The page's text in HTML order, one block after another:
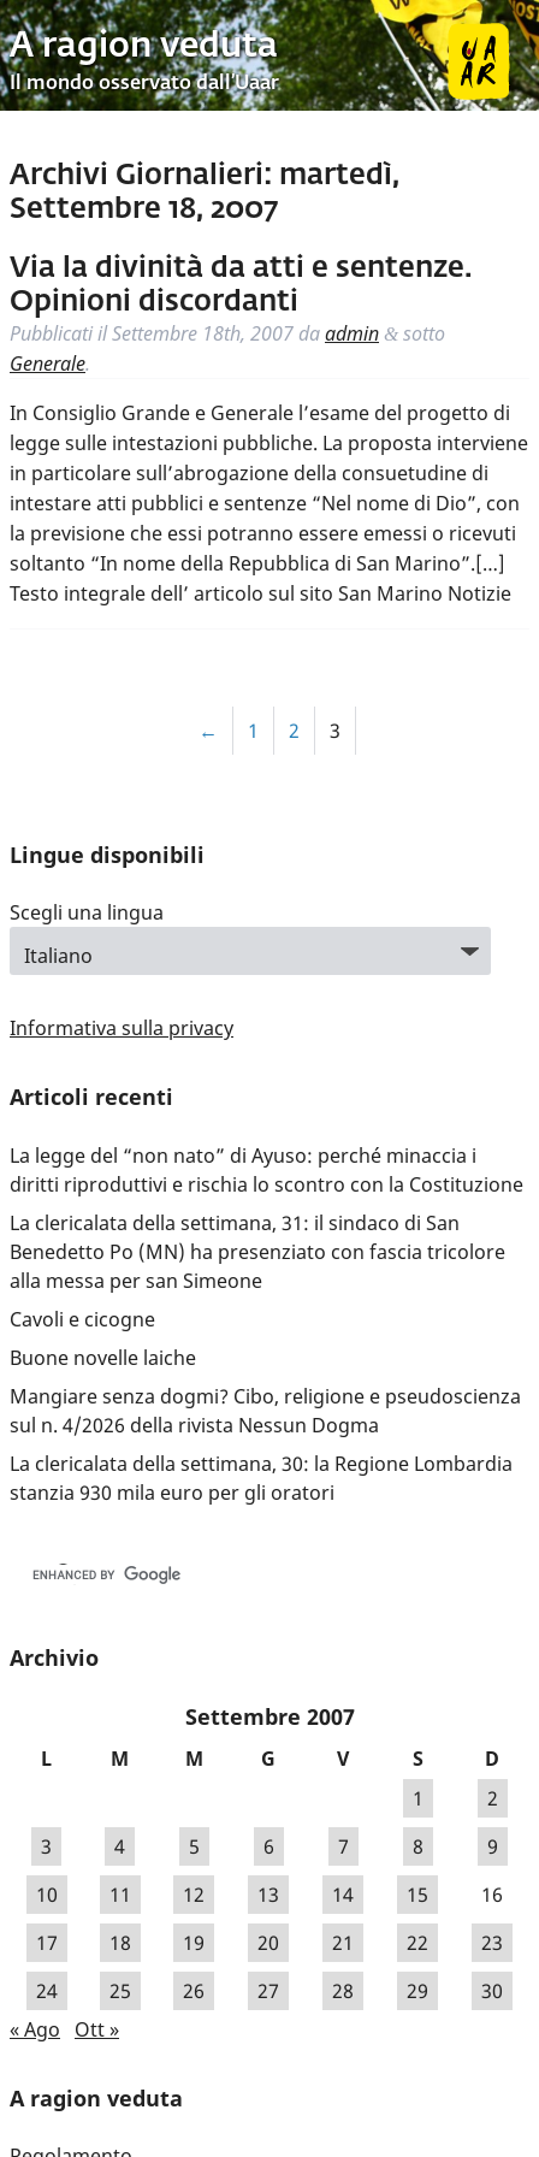
A ragion veduta
Il mondo osservato dall’Uaar
Archivi Giornalieri: martedì,
Settembre 18, 2007
Via la divinità da atti e sentenze.
Opinioni discordanti
Pubblicati ilSettembre 18th, 2007 daadmin & sotto
Generale.
In Consiglio Grande e Generale l’esame del progetto di
legge sulle intestazioni pubbliche. La proposta interviene
in particolare sull’abrogazione della consuetudine di
intestare atti pubblici e sentenze “Nel nome di Dio”, con
la previsione che essi potranno essere emessi o ricevuti
soltanto “In nome della Repubblica di San Marino”.[…]
Testo integrale dell’ articolo sul sito San Marino Notizie
← 1 2 3
Lingue disponibili
Scegli una lingua
Informativa sulla privacy
Articoli recenti
La legge del “non nato” di Ayuso: perché minaccia i
diritti riproduttivi e rischia lo scontro con la Costituzione
La clericalata della settimana, 31: il sindaco di San
Benedetto Po (MN) ha presenziato con fascia tricolore
alla messa per san Simeone
Cavoli e cicogne
Buone novelle laiche
Mangiare senza dogmi? Cibo, religione e pseudoscienza
sul n. 4/2026 della rivista Nessun Dogma
La clericalata della settimana, 30: la Regione Lombardia
stanzia 930 mila euro per gli oratori
Archivio
Settembre 2007
L M M G V S
D
1
2
3
4 5 6 7 8
9
10
11 12 13 14 15
16
17
18 19 20 21 22
23
24
25 26 27 28 29
30
« Ago
Ott »
A ragion veduta